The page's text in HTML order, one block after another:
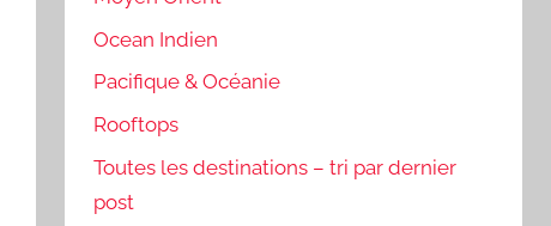
Ocean Indien
Pacifique & Océanie
Rooftops
Toutes les destinations – tri par dernier
post